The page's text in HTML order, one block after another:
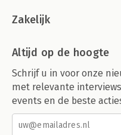
Zakelijk
Altijd op de hoogte
Schrijf u in voor onze
met relevante
events en de beste